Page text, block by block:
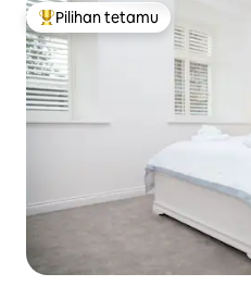
Pilihan utama tetamu
Pilihan tetamu